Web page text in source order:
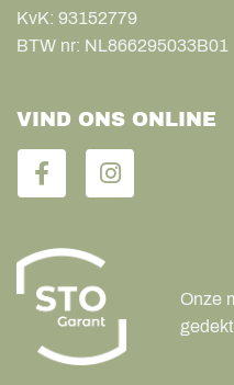
KvK: 93152779
BTW nr: NL866295033B01
VIND ONS ONLINE
Onze